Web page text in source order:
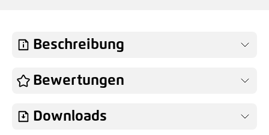
Beschreibung
Bewertungen
Downloads